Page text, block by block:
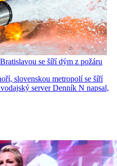
se šíří dým z požáru
slovenskou metropolí se šíří
server Denník N napsal,